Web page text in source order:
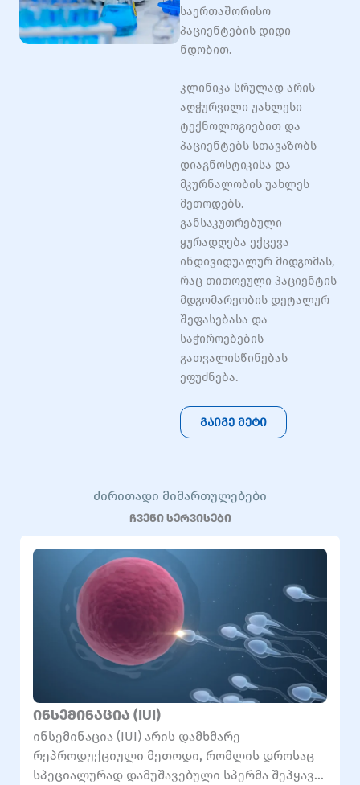
საერთაშორისო
პაციენტების დიდი
ნდობით.
კლინიკა სრულად არის
აღჭურვილი უახლესი
ტექნოლოგიებით და
პაციენტებს სთავაზობს
დიაგნოსტიკისა და
მკურნალობის უახლეს
მეთოდებს.
განსაკუთრებული
ყურადღება ექცევა
ინდივიდუალურ მიდგომას,
რაც თითოეული პაციენტის
მდგომარეობის დეტალურ
შეფასებასა და
საჭიროებების
გათვალისწინებას
ეფუძნება.
გაიგე მეტი
ᲫᲘᲠᲘᲗᲐᲓᲘ ᲛᲘᲛᲐᲠᲗᲣᲚᲔᲑᲔᲑᲘ
ჩვენი სერვისები
ინსემინაცია (IUI)
ინსემინაცია (IUI) არის დამხმარე
რეპროდუქციული მეთოდი, რომლის დროსაც
სპეციალურად დამუშავებული სპერმა შეჰყავთ